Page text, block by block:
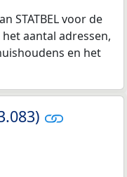
STATBEL voor de
aantal adressen,
en het